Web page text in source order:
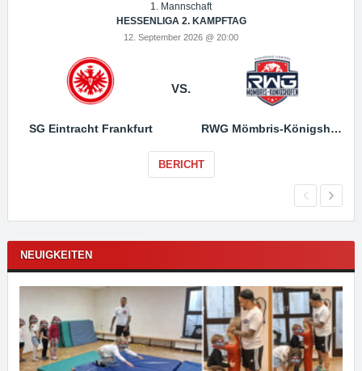
1. Mannschaft
HESSENLIGA 2. KAMPFTAG
12. September 2026 @ 20:00
SG Eintracht Frankfurt
VS.
RWG Mömbris-Königshofen
BERICHT
NEUIGKEITEN